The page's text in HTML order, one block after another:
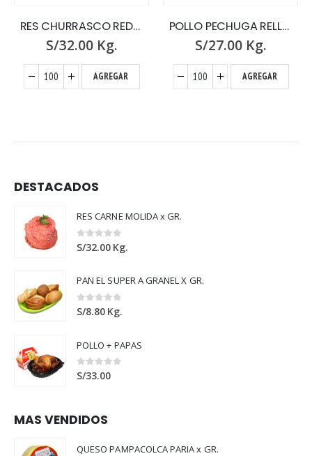
RES CHURRASCO REDONDO x GR.
S/32.00 Kg.
AGREGAR
POLLO PECHUGA RELLENA X GR
S/27.00 Kg.
AGREGAR
DESTACADOS
RES CARNE MOLIDA x GR.
0out of 5
S/32.00 Kg.
PAN EL SUPER A GRANEL X GR.
0out of 5
S/8.80 Kg.
POLLO + PAPAS
0out of 5
S/33.00
MAS VENDIDOS
QUESO PAMPACOLCA PARIA x GR.